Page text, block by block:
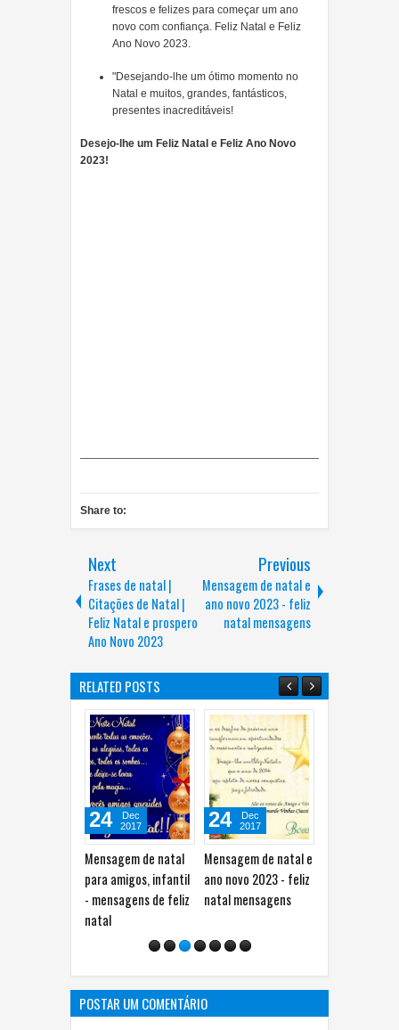
frescos e felizes para começar um ano
novo com confiança. Feliz Natal e Feliz
Ano Novo 2023.
"Desejando-lhe um ótimo momento no
Natal e muitos, grandes, fantásticos,
presentes inacreditáveis!
Desejo-lhe um Feliz Natal e Feliz Ano Novo
2023!
Share to:
Next
Frases de natal |
Citações de Natal |
Feliz Natal e prospero
Ano Novo 2023
Previous
Mensagem de natal e
ano novo 2023 - feliz
natal mensagens
RELATED POSTS
Mensagem de natal
para amigos, infantil
- mensagens de feliz
natal
24
Dec
2017
Mensagem de natal e
ano novo 2023 - feliz
natal mensagens
24
Dec
2017
POSTAR UM COMENTÁRIO